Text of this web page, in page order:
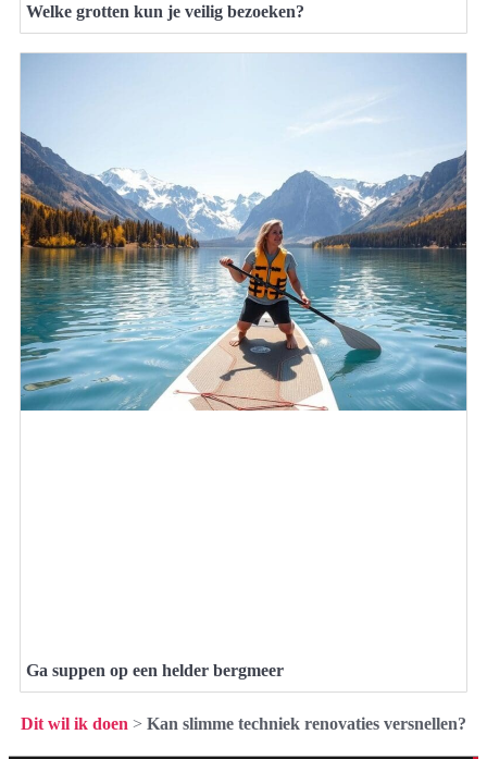
Welke grotten kun je veilig bezoeken?
Ga suppen op een helder bergmeer
Dit wil ik doen > Kan slimme techniek renovaties versnellen?